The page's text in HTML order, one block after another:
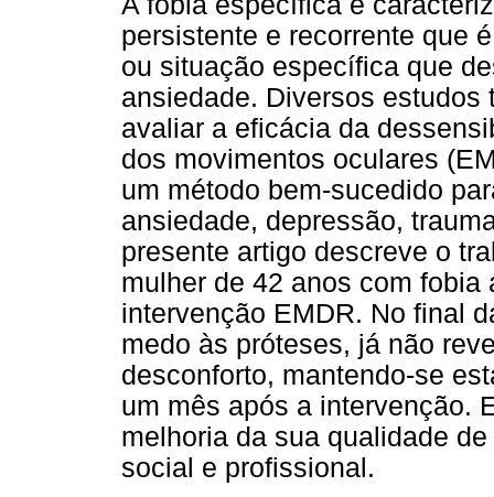
persistente e recorrente que
ou situação específica que
ansiedade. Diversos
avaliar a eficácia da
dos movimentos oculares
um método bem-sucedido
ansiedade, depressão,
presente artigo descreve o
mulher de 42 anos com
intervenção EMDR. No final
medo às próteses, já não
desconforto, mantendo-se
um mês após a intervenção.
melhoria da sua qualidade
social e profissional.